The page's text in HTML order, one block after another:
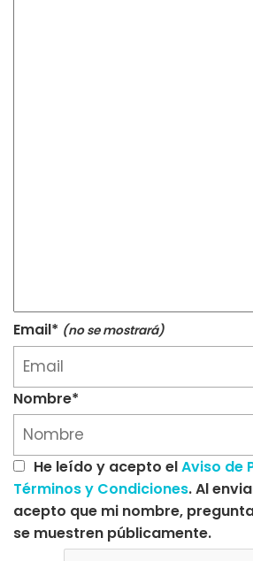
Email* (no se mostrará)
Nombre*
He leído y acepto elAviso de
Términos y Condiciones. Al
acepto que mi nombre,
se muestren públicamente.